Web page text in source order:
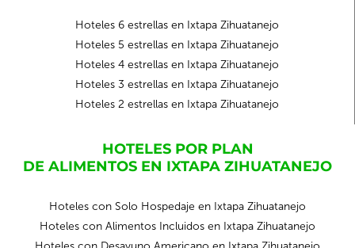
Hoteles 6 estrellas en Ixtapa Zihuatanejo
Hoteles 5 estrellas en Ixtapa Zihuatanejo
Hoteles 4 estrellas en Ixtapa Zihuatanejo
Hoteles 3 estrellas en Ixtapa Zihuatanejo
Hoteles 2 estrellas en Ixtapa Zihuatanejo
HOTELES POR PLAN
DE ALIMENTOS EN IXTAPA ZIHUATANEJO
Hoteles con Solo Hospedaje en Ixtapa Zihuatanejo
Hoteles con Alimentos Incluidos en Ixtapa Zihuatanejo